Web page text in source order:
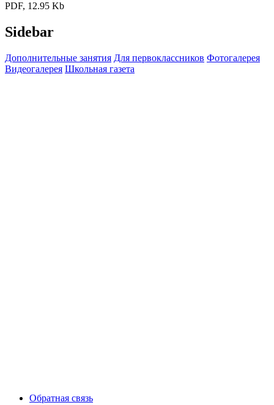
PDF, 12.95 Kb
Sidebar
Дополнительные занятия Для первоклассников Фотогалерея
Видеогалерея Школьная газета
Обратная связь